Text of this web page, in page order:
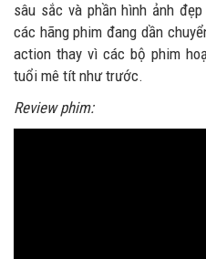
sâu sắc và phần hình ảnh
các hãng phim đang dần
action thay vì các bộ phim
tuổi mê tít như trước.
Review phim: